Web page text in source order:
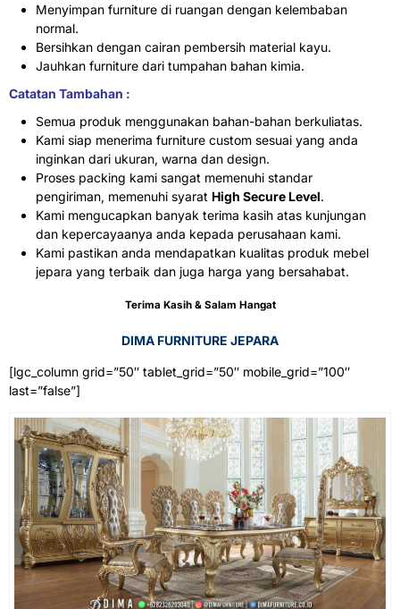
Menyimpan furniture di ruangan dengan kelembaban
normal.
Bersihkan dengan cairan pembersih material kayu.
Jauhkan furniture dari tumpahan bahan kimia.
Catatan Tambahan :
Semua produk menggunakan bahan-bahan berkuliatas.
Kami siap menerima furniture custom sesuai yang anda
inginkan dari ukuran, warna dan design.
Proses packing kami sangat memenuhi standar
pengiriman, memenuhi syarat High Secure Level.
Kami mengucapkan banyak terima kasih atas kunjungan
dan kepercayaanya anda kepada perusahaan kami.
Kami pastikan anda mendapatkan kualitas produk mebel
jepara yang terbaik dan juga harga yang bersahabat.
Terima Kasih & Salam Hangat
DIMA FURNITURE JEPARA
[lgc_column grid=”50″ tablet_grid=”50″ mobile_grid=”100″
last=”false”]